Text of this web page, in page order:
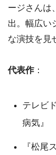
ージさんは
出。幅広い
な演技を見
代表作：
テレビ
病気』
『松尾